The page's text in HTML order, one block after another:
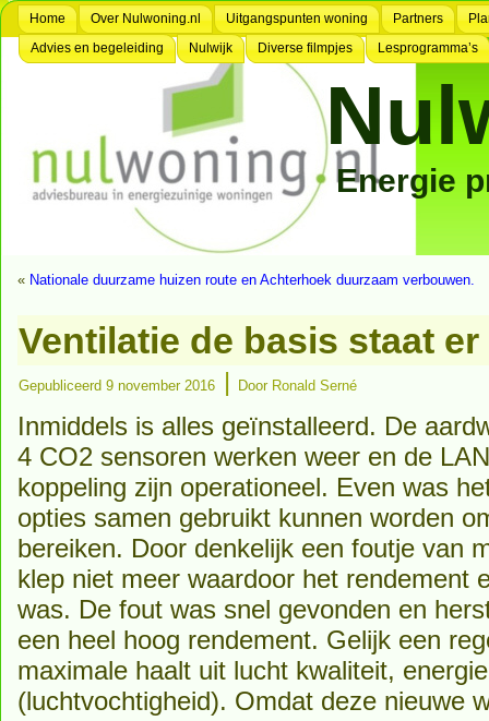
Home Over Nulwoning.nl Uitgangspunten woning Partners
Advies en begeleiding
Nulwijk Diverse filmpjes Lesprogramma’s
Energie
« Nationale duurzame huizen route en Achterhoek duurzaam verbouwen.
Ventilatie de basis staat er
Gepubliceerd 9 november 2016 | Door Ronald Serné
Inmiddels is alles geïnstalleerd. De
4 CO2 sensoren werken weer en de
koppeling zijn operationeel. Even was
opties samen gebruikt kunnen worden
bereiken. Door denkelijk een foutje van
klep niet meer waardoor het rendement
was. De fout was snel gevonden en
een heel hoog rendement. Gelijk een
maximale haalt uit lucht kwaliteit,
(luchtvochtigheid). Omdat deze nieuwe